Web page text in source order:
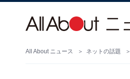
All About ニュース ネットの話題